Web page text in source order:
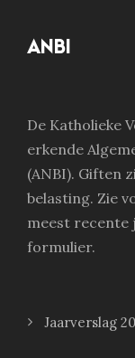
ANBI
De Katholieke
erkende
(ANBI). Giften
belasting. Zie
meest recente
formulier.
Jaarverslag